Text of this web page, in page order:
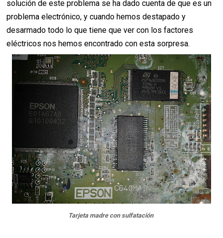
solución de este problema se ha dado cuenta de que es un
problema electrónico, y cuando hemos destapado y
desarmado todo lo que tiene que ver con los factores
eléctricos nos hemos encontrado con esta sorpresa.
Tarjeta madre con sulfatación